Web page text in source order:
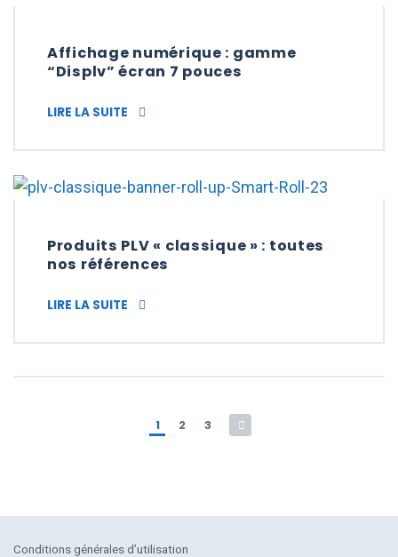
Affichage numérique : gamme
“Displv” écran 7 pouces
LIRE LA SUITE AFFICHAGE NUMÉRIQUE : GAMME
Produits PLV « classique » : toutes
nos références
LIRE LA SUITE PRODUITS PLV « CLASSIQUE » : TOUTES
Pagination des
1 2 3
Conditions générales d’utilisation